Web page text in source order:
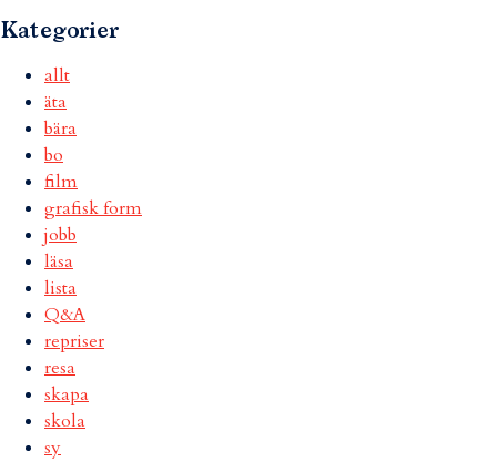
Kategorier
allt
äta
bära
bo
film
grafisk form
jobb
läsa
lista
Q&A
repriser
resa
skapa
skola
sy